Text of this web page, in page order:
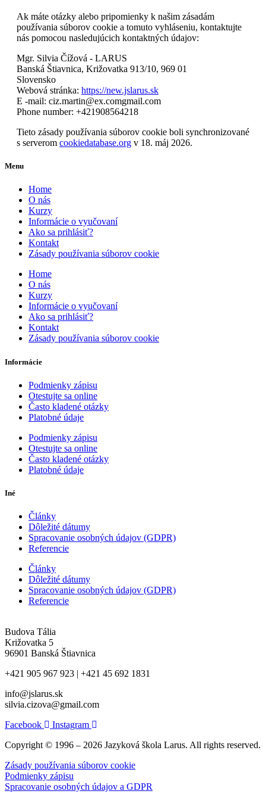
Ak máte otázky alebo pripomienky k našim zásadám
používania súborov cookie a tomuto vyhláseniu, kontaktujte
nás pomocou nasledujúcich kontaktných údajov:
Mgr. Silvia Čížová - LARUS
Banská Štiavnica, Križovatka 913/10, 969 01
Slovensko
Webová stránka: https://new.jslarus.sk
E -mail: ciz.martin@ex.comgmail.com
Phone number: +421908564218
Tieto zásady používania súborov cookie boli synchronizované
s serverom cookiedatabase.org v 18. máj 2026.
Menu
Home
O nás
Kurzy
Informácie o vyučovaní
Ako sa prihlásiť?
Kontakt
Zásady používania súborov cookie
Home
O nás
Kurzy
Informácie o vyučovaní
Ako sa prihlásiť?
Kontakt
Zásady používania súborov cookie
Informácie
Podmienky zápisu
Otestujte sa online
Často kladené otázky
Platobné údaje
Podmienky zápisu
Otestujte sa online
Často kladené otázky
Platobné údaje
Iné
Články
Dôležité dátumy
Spracovanie osobných údajov (GDPR)
Referencie
Články
Dôležité dátumy
Spracovanie osobných údajov (GDPR)
Referencie
Budova Tália
Križovatka 5
96901 Banská Štiavnica
+421 905 967 923 | +421 45 692 1831
info@jslarus.sk
silvia.cizova@gmail.com
Facebook
Instagram
Copyright © 1996 – 2026 Jazyková škola Larus. All rights reserved.
Zásady používania súborov cookie
Podmienky zápisu
Spracovanie osobných údajov a GDPR